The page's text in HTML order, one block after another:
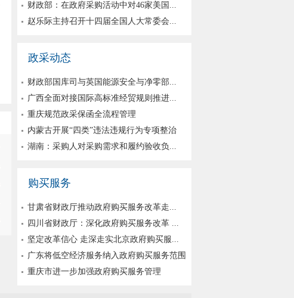
财政部：在政府采购活动中对46家美国...
赵乐际主持召开十四届全国人大常委会...
政采动态
财政部国库司与英国能源安全与净零部...
广西全面对接国际高标准经贸规则推进...
重庆规范政采保函全流程管理
内蒙古开展“四类”违法违规行为专项整治
湖南：采购人对采购需求和履约验收负...
购买服务
甘肃省财政厅推动政府购买服务改革走...
四川省财政厅：深化政府购买服务改革 ...
坚定改革信心 走深走实北京政府购买服...
广东将低空经济服务纳入政府购买服务范围
重庆市进一步加强政府购买服务管理